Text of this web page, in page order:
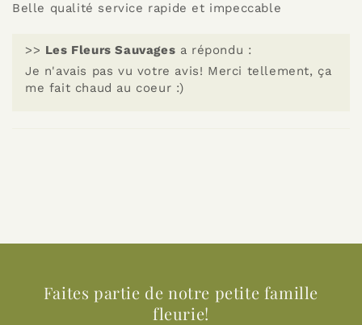
Belle qualité service rapide et impeccable
>> Les Fleurs Sauvages a répondu :
Je n'avais pas vu votre avis! Merci tellement, ça
me fait chaud au coeur :)
Faites partie de notre petite famille
fleurie!